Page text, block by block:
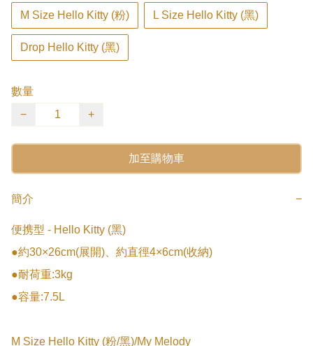
M Size Hello Kitty (粉) L Size Hello Kitty (黑)
Drop Hello Kitty (黑)
數量
−
+
加至購物車
簡介 −
便携型 - Hello Kitty (黑)
●約30×26cm(展開)、約直徑4×6cm(收納)
●耐荷重:3kg
●容量:7.5L
M Size Hello Kitty (粉/黑)/My Melody